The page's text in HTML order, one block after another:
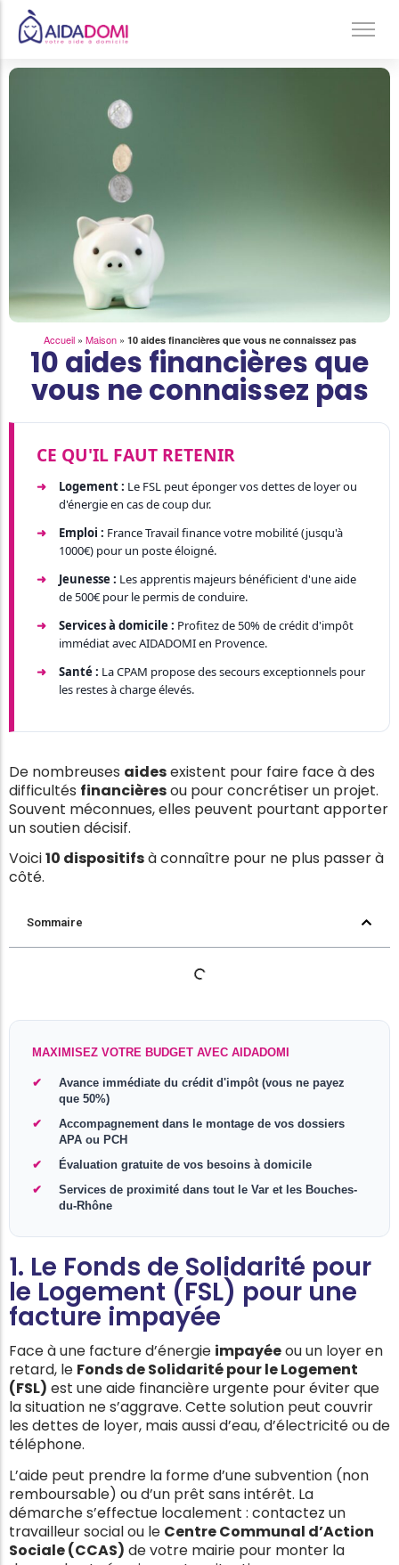
Garde d’enfants
Jardinage & Bricolage
Aide aux personnes âgées
Accompagnement du handicap
Téléassistance
Accueil» Maison» 10 aides financières que vous ne connaissez pas
10 aides financières que
vous ne connaissez pas
CE QU'IL FAUT RETENIR
Logement : Le FSL peut éponger vos dettes de loyer ou
d'énergie en cas de coup dur.
Emploi : France Travail finance votre mobilité (jusqu'à
1000€) pour un poste éloigné.
Jeunesse : Les apprentis majeurs bénéficient d'une aide
de 500€ pour le permis de conduire.
Services à domicile : Profitez de 50% de crédit d'impôt
immédiat avec AIDADOMI en Provence.
Santé : La CPAM propose des secours exceptionnels pour
les restes à charge élevés.
De nombreuses aidesexistent pour faire face à des
difficultés financièresou pour concrétiser un projet.
Souvent méconnues, elles peuvent pourtant apporter
un soutien décisif.
Voici10 dispositifsà connaître pour ne plus passer à
côté.
Sommaire
MAXIMISEZ VOTRE BUDGET AVEC AIDADOMI
Avance immédiate du crédit d'impôt (vous ne payez
que 50%)
Accompagnement dans le montage de vos dossiers
APA ou PCH
Évaluation gratuite de vos besoins à domicile
Services de proximité dans tout le Var et les Bouches-
du-Rhône
1. Le Fonds de Solidarité pour
le Logement (FSL) pour une
facture impayée
Face à une facture d’énergie impayéeou un loyer en
retard, le Fonds de Solidarité pour le Logement
(FSL) est une aide financière urgente pour éviter que
la situation ne s’aggrave. Cette solution peut couvrir
les dettes de loyer, mais aussi d’eau, d’électricité ou de
téléphone.
L’aide peut prendre la forme d’une subvention (non
remboursable) ou d’un prêt sans intérêt. La
démarche s’effectue localement : contactez un
travailleur social ou le Centre Communal d’Action
Sociale (CCAS) de votre mairie pour monter la